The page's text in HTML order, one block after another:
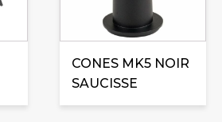
CONES MK5 NOIR
SAUCISSE